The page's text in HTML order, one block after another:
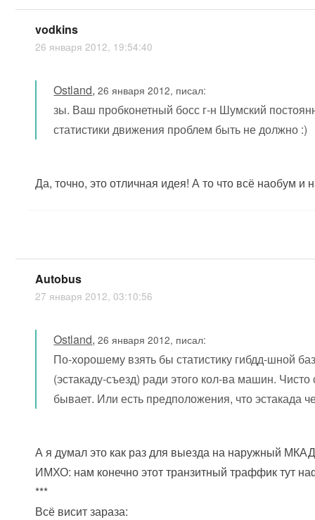
vodkins
26 января 2012, 19:54:40
Ostland,26 января 2012, писал:
зы. Ваш пробконетный босс г-н Шумский
статистики движения проблем быть не должно :)
Да, точно, это отличная идея! А то что всё наобум
Autobus
27 января 2012, 03:10:56
Ostland,26 января 2012, писал:
По-хорошему взять бы статистику гибдд-шной
(эстакаду-съезд) ради этого кол-ва машин.
бывает. Или есть предположения, что эстакада
А я думал это как раз для выезда на наружный МКАД
ИМХО: нам конечно этот транзитный траффик тут
***
Всё висит зараза: